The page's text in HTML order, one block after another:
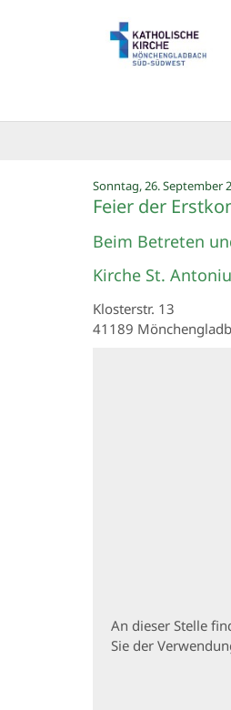
Sonntag, 26. September
Feier der
Beim Betreten
Kirche St.
Klosterstr. 13
41189
An dieser Stelle
Sie der